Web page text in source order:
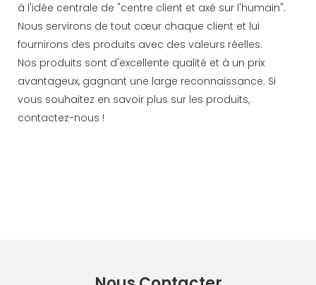
à l'idée centrale de "centre client et axé sur l'humain".
Nous servirons de tout cœur chaque client et lui
fournirons des produits avec des valeurs réelles.
Nos produits sont d'excellente qualité et à un prix
avantageux, gagnant une large reconnaissance. Si
vous souhaitez en savoir plus sur les produits,
contactez-nous !